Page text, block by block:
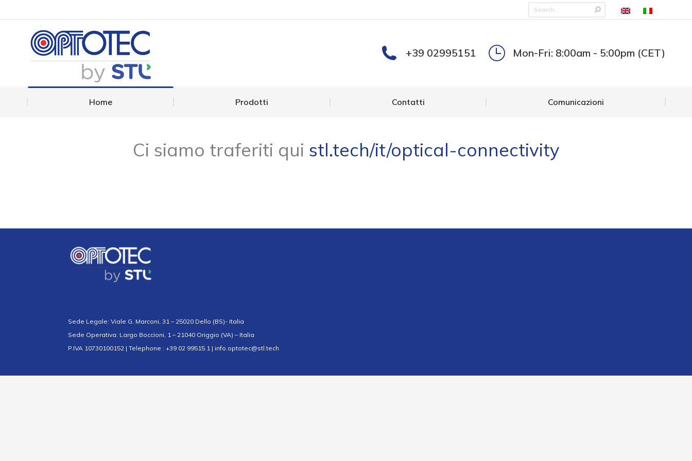
+39 02995151 Mon-Fri: 8:00am - 5:00pm (CET)
Home Prodotti Contatti Comunicazioni
Ci siamo traferiti qui stl.tech/it/optical-connectivity
Sede Legale: Viale G. Marconi, 31 – 25020 Dello (BS)- Italia
Sede Operativa: Largo Boccioni, 1 – 21040 Origgio (VA) – Italia
P.IVA 10730100152 | Telephone : +39 02 99515.1 | info.optotec@stl.tech
Comunicazioni